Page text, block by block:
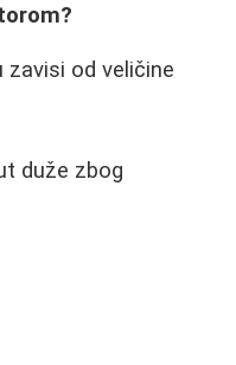
od veličine
duže zbog